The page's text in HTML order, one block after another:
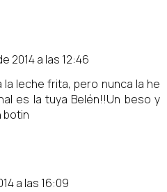
2014 a las 12:46
leche frita, pero nunca la he
es la tuya Belén!!Un beso y
botin
a las 16:09